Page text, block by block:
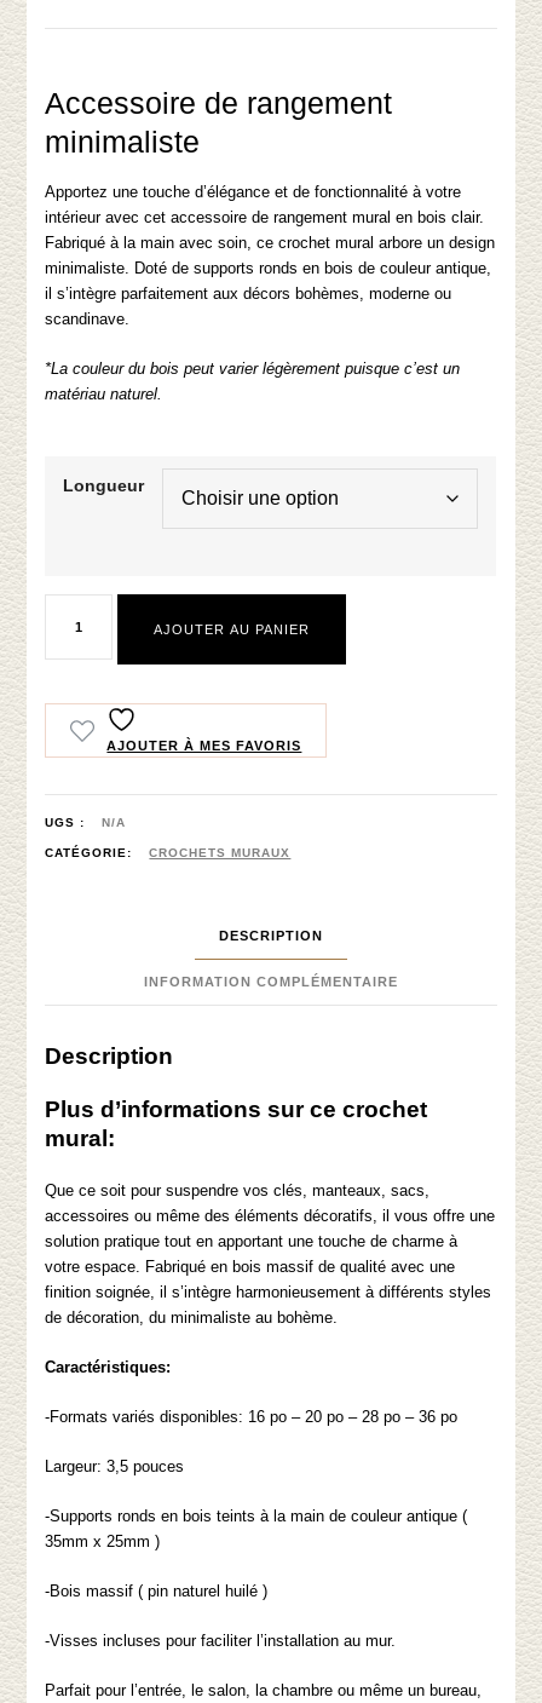
à
Accessoire de rangement
minimaliste
Apportez une touche d’élégance et de fonctionnalité à votre
intérieur avec cet accessoire de rangement mural en bois clair.
Fabriqué à la main avec soin, ce crochet mural arbore un design
minimaliste. Doté de supports ronds en bois de couleur antique,
il s’intègre parfaitement aux décors bohèmes, moderne ou
scandinave.
*La couleur du bois peut varier légèrement puisque c’est un
matériau naturel.
Longueur
murale
avec
supports
antiques
AJOUTER AU PANIER
AJOUTER À MES FAVORIS
UGS : N/A
CATÉGORIE: CROCHETS MURAUX
DESCRIPTION
INFORMATION COMPLÉMENTAIRE
Description
Plus d’informations sur ce crochet
mural:
Que ce soit pour suspendre vos clés, manteaux, sacs,
accessoires ou même des éléments décoratifs, il vous offre une
solution pratique tout en apportant une touche de charme à
votre espace. Fabriqué en bois massif de qualité avec une
finition soignée, il s’intègre harmonieusement à différents styles
de décoration, du minimaliste au bohème.
Caractéristiques:
-Formats variés disponibles: 16 po – 20 po – 28 po – 36 po
Largeur: 3,5 pouces
-Supports ronds en bois teints à la main de couleur antique (
35mm x 25mm )
-Bois massif ( pin naturel huilé )
-Visses incluses pour faciliter l’installation au mur.
Parfait pour l’entrée, le salon, la chambre ou même un bureau,